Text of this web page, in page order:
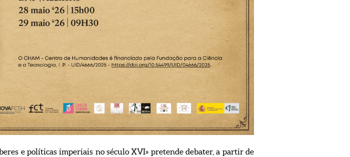
e políticas imperiais no século XVI» pretende debater, a partir de